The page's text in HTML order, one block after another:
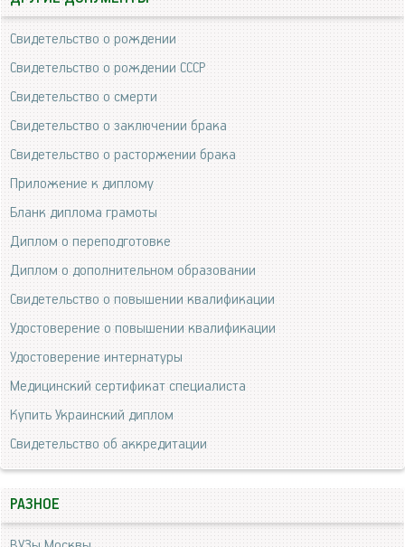
Свидетельство о рождении
Свидетельство о рождении СССР
Свидетельство о смерти
Свидетельство о заключении брака
Свидетельство о расторжении брака
Приложение к диплому
Бланк диплома грамоты
Диплом о переподготовке
Диплом о дополнительном образовании
Свидетельство о повышении квалификации
Удостоверение о повышении квалификации
Удостоверение интернатуры
Медицинский сертификат специалиста
Купить Украинский диплом
Свидетельство об аккредитации
РАЗНОЕ